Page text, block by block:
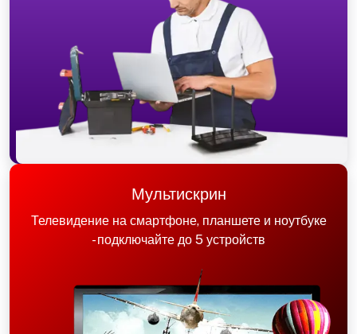
Мультискрин
Телевидение на смартфоне, планшете и ноутбуке
- подключайте до 5 устройств